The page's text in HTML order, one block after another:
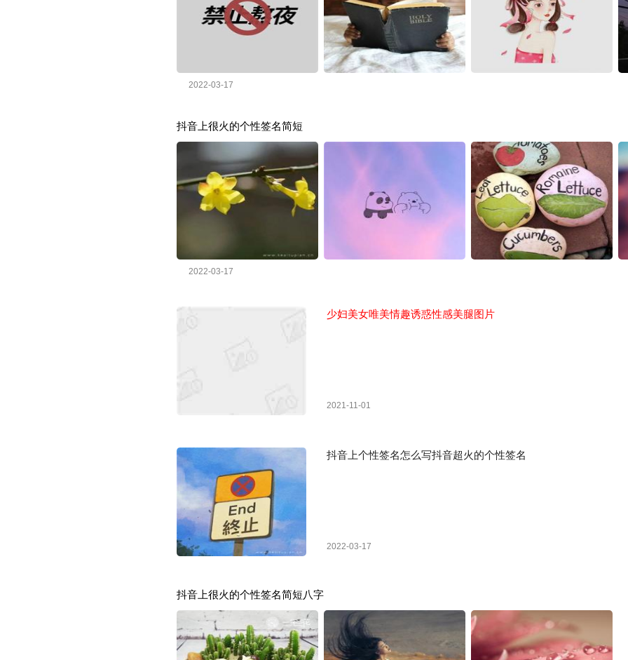
2022-03-17
抖音上很火的个性签名简短
2022-03-17
少妇美女唯美情趣诱惑性感美腿图片
2021-11-01
抖音上个性签名怎么写抖音超火的个性签名
2022-03-17
抖音上很火的个性签名简短八字